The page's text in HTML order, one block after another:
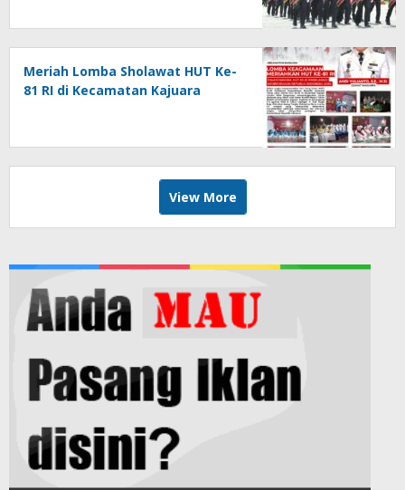
Meriah Lomba Sholawat HUT Ke-
81 RI di Kecamatan Kajuara
View More